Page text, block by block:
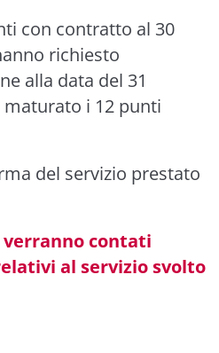
con contratto al 30
richiesto
alla data del 31
maturato i 12 punti
del servizio prestato
verranno contati
al servizio svolto